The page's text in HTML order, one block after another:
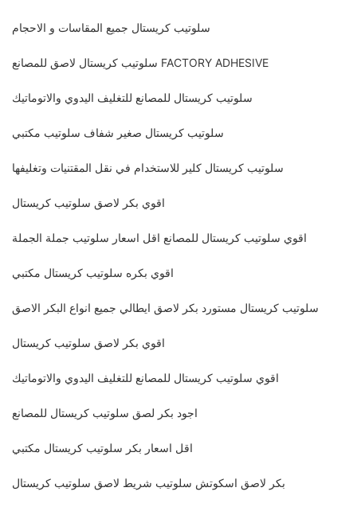
سلوتيب كريستال جميع المقاسات و الاحجام
سلوتيب كريستال لاصق للمصانع FACTORY ADHESIVE
سلوتيب كريستال للمصانع للتغليف اليدوي والاتوماتيك
سلوتيب كريستال صغير شفاف سلوتيب مكتبي
سلوتيب كريستال كلير للاستخدام في نقل المقتنيات وتغليفها
اقوي بكر لاصق سلوتيب كريستال
اقوي سلوتيب كريستال للمصانع اقل اسعار سلوتيب جملة الجملة
اقوي بكره سلوتيب كريستال مكتبي
سلوتيب كريستال مستورد بكر لاصق ايطالي جميع انواع البكر الاصق
اقوي بكر لاصق سلوتيب كريستال
اقوي سلوتيب كريستال للمصانع للتغليف اليدوي والاتوماتيك
اجود بكر لصق سلوتيب كريستال للمصانع
اقل اسعار بكر سلوتيب كريستال مكتبي
بكر لاصق اسكوتش سلوتيب شريط لاصق سلوتيب كريستال